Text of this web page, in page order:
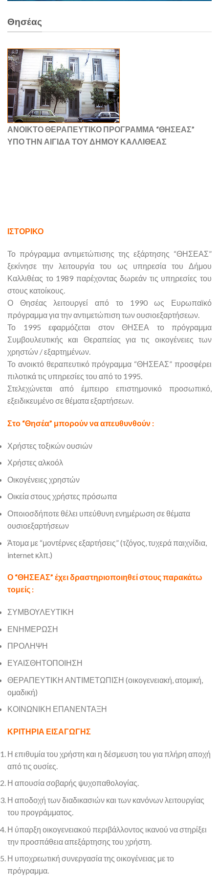
Θησέας
ΑΝΟΙΚΤΟ ΘΕΡΑΠΕΥΤΙΚΟ ΠΡΟΓΡΑΜΜΑ “ΘΗΣΕΑΣ”
ΥΠΟ ΤΗΝ ΑΙΓΙΔΑ ΤΟΥ ΔΗΜΟΥ ΚΑΛΛΙΘΕΑΣ
ΙΣΤΟΡΙΚΟ
Το πρόγραμμα αντιμετώπισης της εξάρτησης “ΘΗΣΕΑΣ”
ξεκίνησε την λειτουργία του ως υπηρεσία του Δήμου
Καλλιθέας το 1989 παρέχοντας δωρεάν τις υπηρεσίες του
στους κατοίκους.
Ο Θησέας λειτουργεί από το 1990 ως Ευρωπαϊκό
πρόγραμμα για την αντιμετώπιση των ουσιοεξαρτήσεων.
Το 1995 εφαρμόζεται στον ΘΗΣΕΑ το πρόγραμμα
Συμβουλευτικής και Θεραπείας για τις οικογένειες των
χρηστών / εξαρτημένων.
Το ανοικτό θεραπευτικό πρόγραμμα “ΘΗΣΕΑΣ” προσφέρει
πιλοτικά τις υπηρεσίες του από το 1995.
Στελεχώνεται από έμπειρο επιστημονικό προσωπικό,
εξειδικευμένο σε θέματα εξαρτήσεων.
Στο “Θησέα” μπορούν να απευθυνθούν :
Χρήστες τοξικών ουσιών
Χρήστες αλκοόλ
Οικογένειες χρηστών
Οικεία στους χρήστες πρόσωπα
Οποιοσδήποτε θέλει υπεύθυνη ενημέρωση σε θέματα
ουσιοεξαρτήσεων
Άτομα με “μοντέρνες εξαρτήσεις” (τζόγος, τυχερά παιχνίδια,
internet κλπ.)
Ο “ΘΗΣΕΑΣ” έχει δραστηριοποιηθεί στους παρακάτω
τομείς :
ΣΥΜΒΟΥΛΕΥΤΙΚΗ
ΕΝΗΜΕΡΩΣΗ
ΠΡΟΛΗΨΗ
ΕΥΑΙΣΘΗΤΟΠΟΙΗΣΗ
ΘΕΡΑΠΕΥΤΙΚΗ ΑΝΤΙΜΕΤΩΠΙΣΗ (οικογενειακή, ατομική,
ομαδική)
ΚΟΙΝΩΝΙΚΗ ΕΠΑΝΕΝΤΑΞΗ
ΚΡΙΤΗΡΙΑ ΕΙΣΑΓΩΓΗΣ
Η επιθυμία του χρήστη και η δέσμευση του για πλήρη αποχή
από τις ουσίες.
Η απουσία σοβαρής ψυχοπαθολογίας.
Η αποδοχή των διαδικασιών και των κανόνων λειτουργίας
του προγράμματος.
Η ύπαρξη οικογενειακού περιβάλλοντος ικανού να στηρίξει
την προσπάθεια απεξάρτησης του χρήστη.
Η υποχρεωτική συνεργασία της οικογένειας με το
πρόγραμμα.